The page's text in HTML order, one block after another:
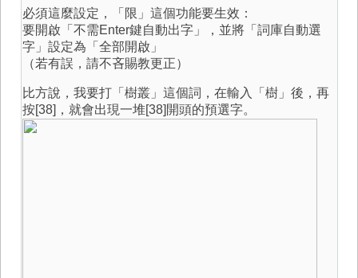
必須這麼設定，「限」這個功能要生效：
要開啟「不需Enter鍵自動出字」，並將「詞庫自動選
字」設定為「全部開啟」
（若有誤，請不吝賜教更正）
比方說，我要打「樹叢」這個詞，在輸入「樹」後，再
按[38]，就會出現一堆[38]開頭的預選字。